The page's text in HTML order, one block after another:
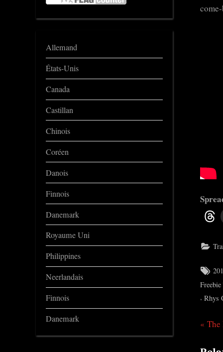
, Rhys
P
Allemand
États-Unis
Canada
Castillan
Chinois
Coréen
Danois
Finnois
Danemark
Royaume Uni
Philippines
Neerlandais
Finnois
Danemark